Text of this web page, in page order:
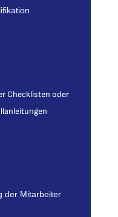
Checklisten oder
der Mitarbeiter